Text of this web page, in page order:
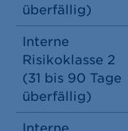
überfällig)
Interne
Risikoklasse 2
(31 bis 90 Tage
überfällig)